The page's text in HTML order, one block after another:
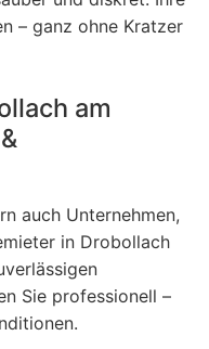
– ganz ohne Kratzer
am
auch Unternehmen,
in Drobollach
Sie professionell –